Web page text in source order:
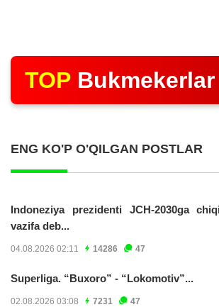
TOP Bukmekerlar
ENG KO'P O'QILGAN POSTLAR
Indoneziya prezidenti JCH-2030ga
vazifa deb...
04.08.2026 02:11 14286 47
Superliga. “Buxoro” - “Lokomotiv”...
02.08.2026 03:08 7231 47